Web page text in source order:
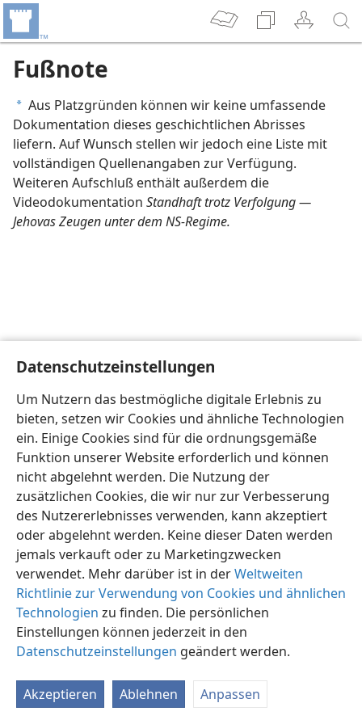
Datenschutzeinstellungen
Um Nutzern das bestmögliche digitale Erlebnis zu
bieten, setzen wir Cookies und ähnliche Technologien
ein. Einige Cookies sind für die ordnungsgemäße
Funktion unserer Website erforderlich und können
nicht abgelehnt werden. Die Nutzung der
zusätzlichen Cookies, die wir nur zur Verbesserung
des Nutzererlebnisses verwenden, kann akzeptiert
oder abgelehnt werden. Keine dieser Daten werden
jemals verkauft oder zu Marketingzwecken
verwendet. Mehr darüber ist in derWeltweiten
Richtlinie zur Verwendung von Cookies und ähnlichen
Technologien zu finden. Die persönlichen
Einstellungen können jederzeit in den
Datenschutzeinstellungen geändert werden.
Akzeptieren Ablehnen Anpassen
Fußnote
a Aus Platzgründen können wir keine umfassende
Dokumentation dieses geschichtlichen Abrisses
liefern. Auf Wunsch stellen wir jedoch eine Liste mit
vollständigen Quellenangaben zur Verfügung.
Weiteren Aufschluß enthält außerdem die
Videodokumentation Standhaft trotz Verfolgung —
Jehovas Zeugen unter dem NS-Regime.
Deutsch Einstellungen
Copyright © 2026 Watch Tower Bible and Tract Society of Pennsylvania
Nutzungsbedingungen
Datenschutzeinstellungen
JW.ORG Anmelden